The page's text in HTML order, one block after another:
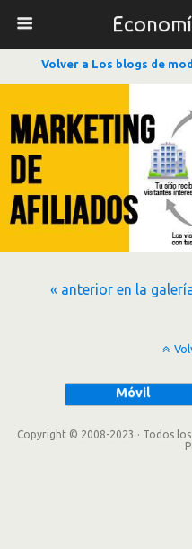
Volver a Los blogs de
« anterior en la
Móvil
Copyright © 2008-2023 · Todos